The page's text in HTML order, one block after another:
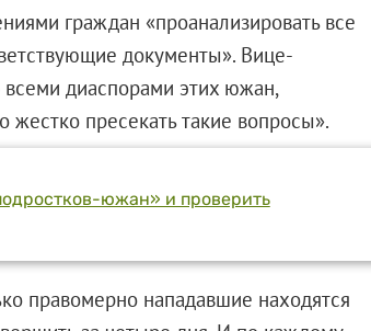
граждан «проанализировать все
документы». Вице-
всеми диаспорами этих южан,
жестко пресекать такие вопросы».
южан» и проверить
правомерно нападавшие находятся